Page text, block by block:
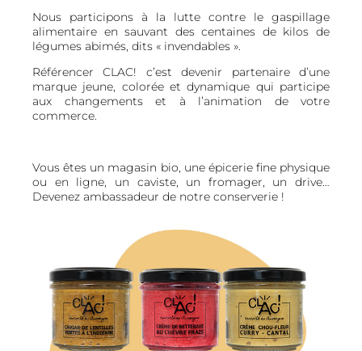
Nous participons à la lutte contre le gaspillage
alimentaire en sauvant des centaines de kilos de
légumes abimés, dits « invendables ».
Référencer CLAC! c’est devenir partenaire d’une
marque jeune, colorée et dynamique qui participe
aux changements et à l’animation de votre
commerce.
Vous êtes un magasin bio, une épicerie fine physique
ou en ligne, un caviste, un fromager, un drive…
Devenez ambassadeur de notre conserverie !